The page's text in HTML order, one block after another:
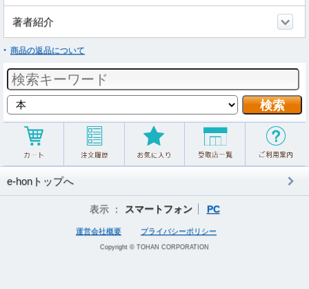
著者紹介
商品の返品について
e-honトップへ
表示 ： スマートフォン PC
運営会社概要 プライバシーポリシー
Copyright © TOHAN CORPORATION